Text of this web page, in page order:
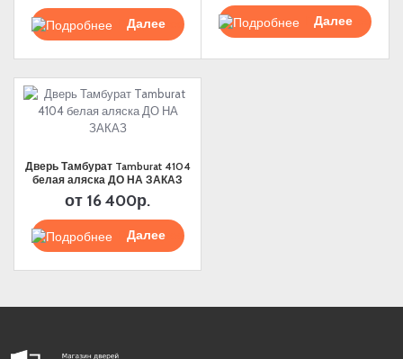
Подробнее Подробнее
Дверь Тамбурат Tamburat 4104
белая аляска ДО НА ЗАКАЗ
от 16 400р.
Подробнее